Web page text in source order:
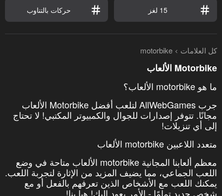
15 لغز حركات بالتناوب
كل العلامات motorbike
Motorbike الألعاب
ما هو motorbike الألعاب؟
جرب AllWebGames لتلعب أفضل Motorbike الألعاب
مجانًا. تتوفر إصدارات للجوال والكمبيوتر المكتبي! لا تحتاج
إلى أي تنزيلات!
متعدد اللاعبين motorbike الألعاب
معظم ألعابنا المجانية motorbike الألعاب متاحة في وضع
اللعب الجماعي، مما يضيف المزيد من الإثارة لتجربة اللعب.
يمكنك اللعب مع الأشخاص الذين تعرفهم بالفعل أو مع
شخص جديد تمامًا - الأمر يعود إليك! هيا بنا!